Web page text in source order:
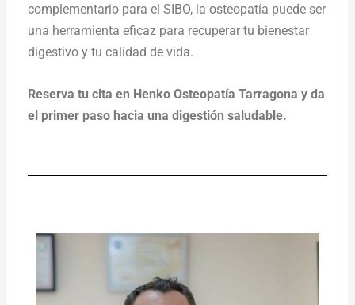
complementario para el SIBO, la osteopatía puede ser
una herramienta eficaz para recuperar tu bienestar
digestivo y tu calidad de vida.
Reserva tu cita en Henko Osteopatía Tarragona y da
el primer paso hacia una digestión saludable.